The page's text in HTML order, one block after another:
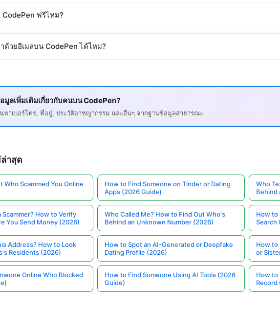
ฟรีไหม?
ด้วยอีเมลบน CodePen ได้ไหม?
มูลเพิ่มเติมเกี่ยวกับคนบน CodePen?
หาเบอร์โทร, ที่อยู่, ประวัติอาชญากรรม และอื่นๆ จากฐานข้อมูลสาธารณะ
าสุด
Who Scammed You Online
How to Find Someone on Tinder or Dating
Apps (2026 Guide)
Who
Behind
Scammer? How to Verify
You Send Money (2026)
Who Called Me? How to Find Out Who's
Behind an Unknown Number (2026)
How to
Search
Address? How to Look
Residents (2026)
How to Spot an AI-Generated or Deepfake
Dating Profile (2026)
How to
or
Online Who Blocked
How to Find Someone Using AI Tools (2026
Guide)
How to
Record